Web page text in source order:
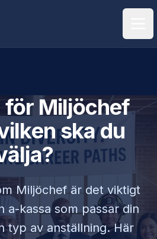
för Miljöchef
ska du
Miljöchefär det viktigt
a-kassa som passar din
typ av anställning. Här